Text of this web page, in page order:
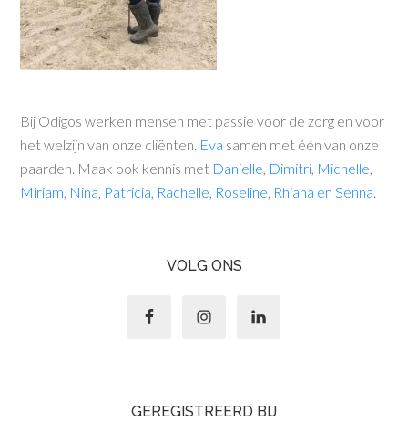
Bij Odigos werken mensen met passie voor de zorg en voor
het welzijn van onze cliënten. Eva samen met één van onze
paarden. Maak ook kennis met Danielle, Dimitri, Michelle,
Miriam, Nina, Patricia, Rachelle, Roseline, Rhiana en Senna.
VOLG ONS
GEREGISTREERD BIJ